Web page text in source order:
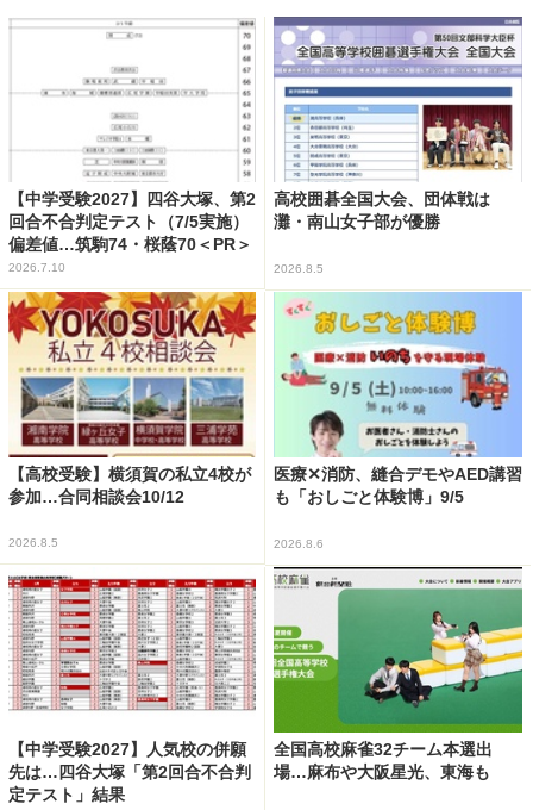
【中学受験2027】四谷大塚、第2
回合不合判定テスト（7/5実施）
偏差値…筑駒74・桜蔭70＜PR＞
2026.7.10
高校囲碁全国大会、団体戦は
灘・南山女子部が優勝
2026.8.5
【高校受験】横須賀の私立4校が
参加…合同相談会10/12
2026.8.5
医療✕消防、縫合デモやAED講習
も「おしごと体験博」9/5
2026.8.6
【中学受験2027】人気校の併願
先は…四谷大塚「第2回合不合判
定テスト」結果
全国高校麻雀32チーム本選出
場…麻布や大阪星光、東海も